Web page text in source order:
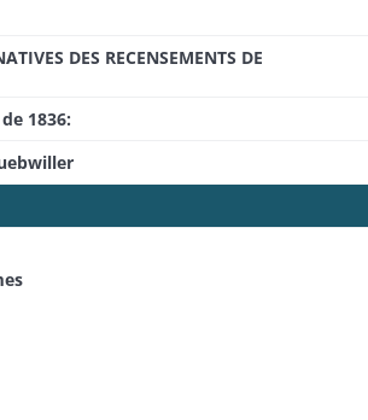
DES RECENSEMENTS DE
1836: